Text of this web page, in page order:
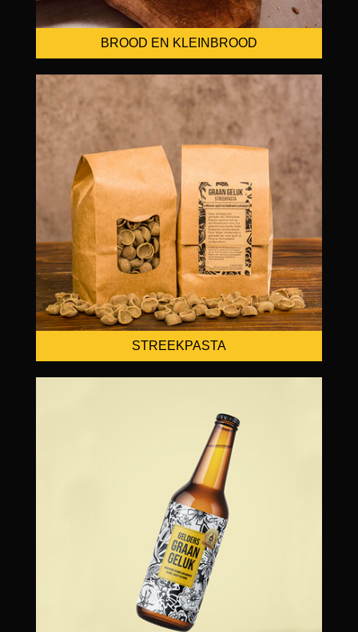
BROOD EN KLEINBROOD
STREEKPASTA